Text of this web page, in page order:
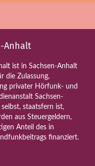
Anhalt
ist in Sachsen-Anhalt
die Zulassung,
privater Hörfunk- und
Sachsen-
staatsfern ist,
aus Steuergeldern,
Anteil des in
finanziert.